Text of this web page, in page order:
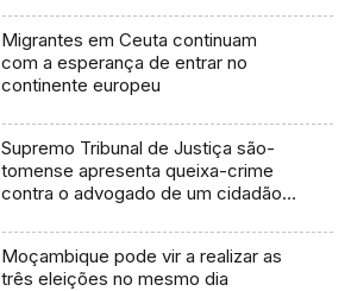
Migrantes em Ceuta continuam
com a esperança de entrar no
continente europeu
Supremo Tribunal de Justiça são-
tomense apresenta queixa-crime
contra o advogado de um cidadão
Moçambique pode vir a realizar as
três eleições no mesmo dia